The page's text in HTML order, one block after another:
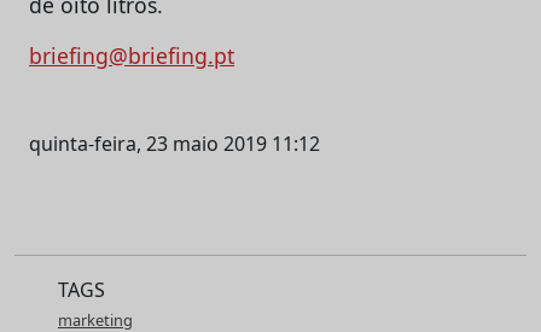
briefing@briefing.pt
quinta-feira, 23 maio 2019 11:12
TAGS
marketing